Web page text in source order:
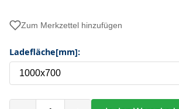
Zum Merkzettel hinzufügen
Ladefläche[mm]: